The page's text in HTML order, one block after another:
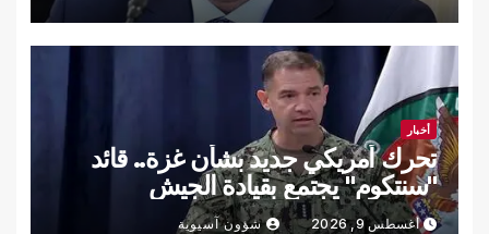
أخبار
تحرك أمريكي جديد بشأن غزة.. قائد
"سنتكوم" يجتمع بقيادة الجيش
الإسرائيلي
أغسطس 9, 2026 شؤون آسيوية